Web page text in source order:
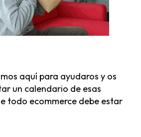
aquí para ayudaros y os
un calendario de esas
todo ecommerce debe estar